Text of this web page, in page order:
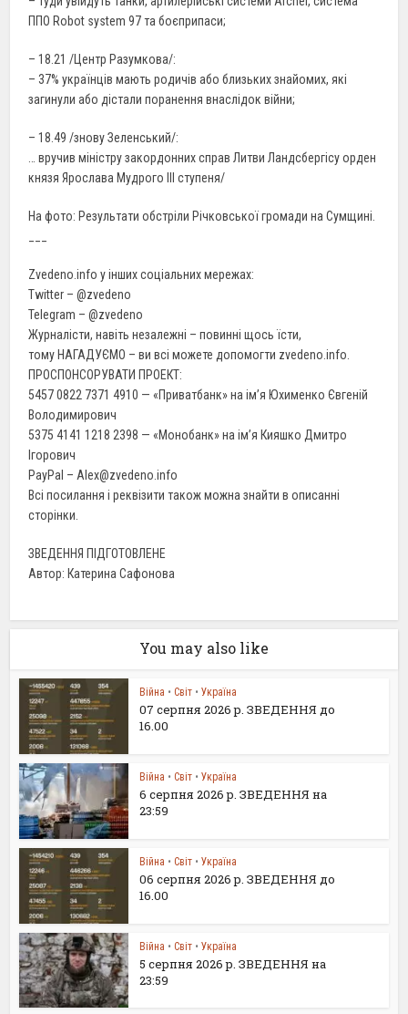
ППО Robot system 97 та боєприпаси;
– 18.21 /Центр Разумкова/:
– 37% українців мають родичів або близьких знайомих, які
загинули або дістали поранення внаслідок війни;
– 18.49 /знову Зеленський/:
… вручив міністру закордонних справ Литви Ландсбергісу орден
князя Ярослава Мудрого III ступеня/
На фото: Результати обстріли Річковської громади на Сумщині.
Zvedeno.info у інших соціальних мережах:
Twitter – @zvedeno
Telegram – @zvedeno
Журналісти, навіть незалежні – повинні щось їсти,
тому НАГАДУЄМО – ви всі можете допомогти zvedeno.info.
ПРОСПОНСОРУВАТИ ПРОЕКТ:
5457 0822 7371 4910 — «Приватбанк» на ім’я Юхименко Євгеній
Володимирович
5375 4141 1218 2398 — «Монобанк» на ім’я Кияшко Дмитро
Ігорович
PayPal – Alex@zvedeno.info
Всі посилання і реквізити також можна знайти в описанні
сторінки.
ЗВЕДЕННЯ ПІДГОТОВЛЕНЕ
Автор: Катерина Сафонова
You may also like
Війна • Світ • Україна
07 серпня 2026 р. ЗВЕДЕННЯ до
16.00
Війна • Світ • Україна
6 серпня 2026 р. ЗВЕДЕННЯ на
23:59
Війна • Світ • Україна
06 серпня 2026 р. ЗВЕДЕННЯ до
16.00
Війна • Світ • Україна
5 серпня 2026 р. ЗВЕДЕННЯ на
23:59